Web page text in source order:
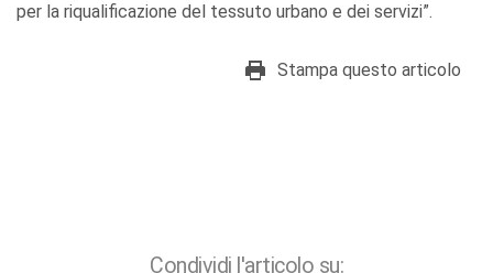
per la riqualificazione del tessuto urbano e dei servizi”.
Stampa questo articolo
Condividi l'articolo su: